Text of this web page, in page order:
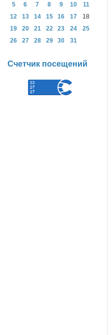
5
6 7 8 9 10
11
12
13 14 15 16 17
18
19
20 21 22 23 24
25
26
27 28 29 30 31
Счетчик посещений